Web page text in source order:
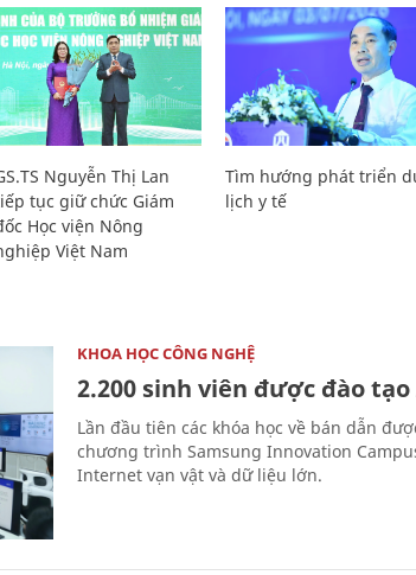
Nguyễn Thị Lan
tục giữ chức Giám
Học viện Nông
Việt Nam
Tìm hướng phát triển
lịch y tế
KHOA HỌC CÔNG NGHỆ
2.200 sinh viên được đào
Lần đầu tiên các khóa học về bán dẫn
chương trình Samsung Innovation
Internet vạn vật và dữ liệu lớn.